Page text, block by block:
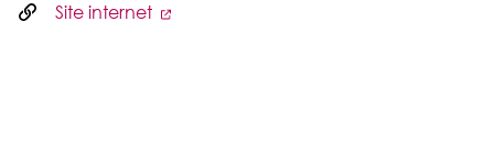
Site internet